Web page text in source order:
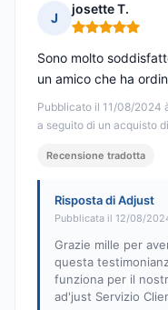
J
josette T.
Nota: 5 su 5
Pubblicato il 11/08/2024
a seguito di un acquisto
Sono molto
un amico che ha
Recensione tradotta
Risposta di Adjust
Pubblicata il 12/08/
Grazie mille per
questa
funziona per il
ad'just Servizio